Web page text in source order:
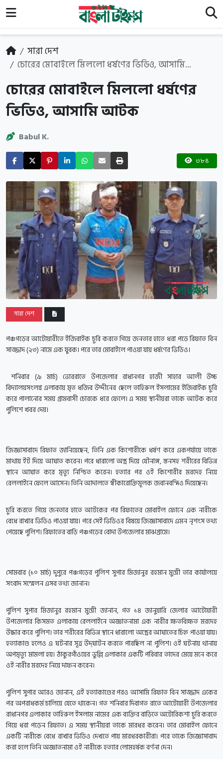
সারা দেশ
চোরের মোবাইলে মিললো ধর্ষণের ভিডিও, আসামি...
চোরের মোবাইলে মিললো ধর্ষণের
ভিডিও, আসামি আটক
Babul K.
৩৮৪
সারা দেশ
পঞ্চগড়ের আটোয়ারীতে ইজিবাইক চুরি করতে গিয়ে জনতার হাতে ধরা পড়ে রিফাত বিন
সাজ্জাদ (২৩) নামে এক যুবক। পরে তার মোবাইলে পাওয়া যায় ধর্ষণের ভিডিও।
শনিবার (৯ মার্চ) ভোররাতে উপজেলার রাধানগর হাজী সাহার আলী উচ্চ
বিদ্যালয়সংলগ্ন এলাকায় মৃত ধজিব উদ্দীনের ছেলে তাহিরুল ইসলামের ইজিবাইক চুরি
করে পালানোর সময় গ্রামবাসী চোরকে ধরে ফেলে। এ সময় স্থানীয়রা তাকে আটক করে
পুলিশে খবর দেয়।
জিজ্ঞাসাবাদে রিফাত জানিয়েছেন, তিনি এক কিশোরীকে ধর্ষণ করে একপর্যায়ে তাকে
মাথায় ইট দিয়ে আঘাত করেন। পরে ধারালো অস্ত্র দিয়ে যৌনাঙ্গ, স্তনসহ শরীরের বিভিন্ন
স্থানে আঘাত করে মৃত্যু নিশ্চিত করেন। হত্যার পর ওই কিশোরীর মরদেহ নিয়ে
রেললাইনে ফেলে আসেন। তিনি আদালতে স্বীকারোক্তিমূলক জবানবন্দিও দিয়েছেন।
চুরি করতে গিয়ে জনতার হাতে আটকের পর রিফাতের মোবাইল ফোনে এক নারীকে
বেধে রাখার ভিডিও পাওয়া যায়। পরে সেই ভিডিওর বিষয়ে জিজ্ঞাসাবাদে এমন নৃশংস তথ্য
পেয়েছে পুলিশ। রিফাতের বাড়ি পঞ্চগড়ের বোদা উপজেলার মাঝগ্রামে।
সোমবার (১০ মার্চ) দুপুরে পঞ্চগড়ের পুলিশ সুপার মিজানুর রহমান মুন্সী তার কার্যালয়ে
সংবাদ সম্মেলন এসব তথ্য জানান।
পুলিশ সুপার মিজানুর রহমান মুন্সী জানান, গত ১৪ জানুয়ারি জেলার আটোয়ারী
উপজেলার কিসমত এলাকায় রেললাইনে অজ্ঞাতনামা এক নারীর ক্ষতবিক্ষত মরদেহ
উদ্ধার করে পুলিশ। তার শরীরের বিভিন্ন স্থানে ধারালো অস্ত্রের আঘাতের চিহ্ন পাওয়া যায়।
হত্যাকাণ্ড হলেও এ ঘটনার সূত্র উদ্‌ঘাটন করতে পারছিল না পুলিশ। ওই ঘটনায় থানায়
অপমৃত্যু মামলা হয়। ঠাকুরগাঁওয়ের ভুল্লি এলাকার একটি পরিবার তাদের মেয়ে মনে করে
ওই নারীর মরদেহ নিয়ে দাফন করেন।
পুলিশ সুপার আরও জানান, এই হত্যাকাণ্ডের পরও আসামি রিফাত বিন সাজ্জাদ একের
পর অপরাধকর্ম চালিয়ে যেতে থাকেন। গত শনিবার দিবাগত রাতে আটোয়ারী উপজেলার
রাধানগর এলাকার তাহিরুল ইসলাম নামের এক ব্যক্তির বাড়িতে অটোরিকশা চুরি করতে
গিয়ে ধরা পড়েন রিফাত। এ সময় স্থানীয়রা তাকে মারধর করেন। তার মোবাইল ফোনে
একটি নারীকে বেধে রাখার ভিডিও দেখতে পায় মারধরকারীরা। পরে তাকে জিজ্ঞাসাবাদ
করা হলে তিনি অজ্ঞাতনামা ওই নারীকে হত্যার লোমহর্ষক বর্ণনা দেন।